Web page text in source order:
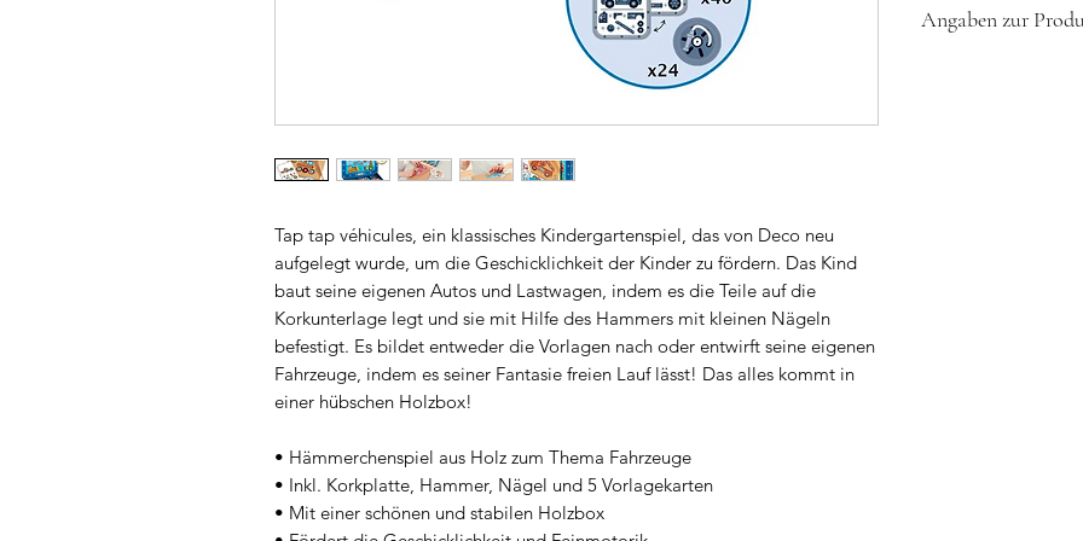
Tap tap véhicules, ein klassisches Kindergartenspiel, das von Deco neu
aufgelegt wurde, um die Geschicklichkeit der Kinder zu fördern. Das Kind
baut seine eigenen Autos und Lastwagen, indem es die Teile auf die
Korkunterlage legt und sie mit Hilfe des Hammers mit kleinen Nägeln
befestigt. Es bildet entweder die Vorlagen nach oder entwirft seine eigenen
Fahrzeuge, indem es seiner Fantasie freien Lauf lässt! Das alles kommt in
einer hübschen Holzbox!
• Hämmerchenspiel aus Holz zum Thema Fahrzeuge
• Inkl. Korkplatte, Hammer, Nägel und 5 Vorlagekarten
• Mit einer schönen und stabilen Holzbox
Löchern, Nägel,
Angaben zur